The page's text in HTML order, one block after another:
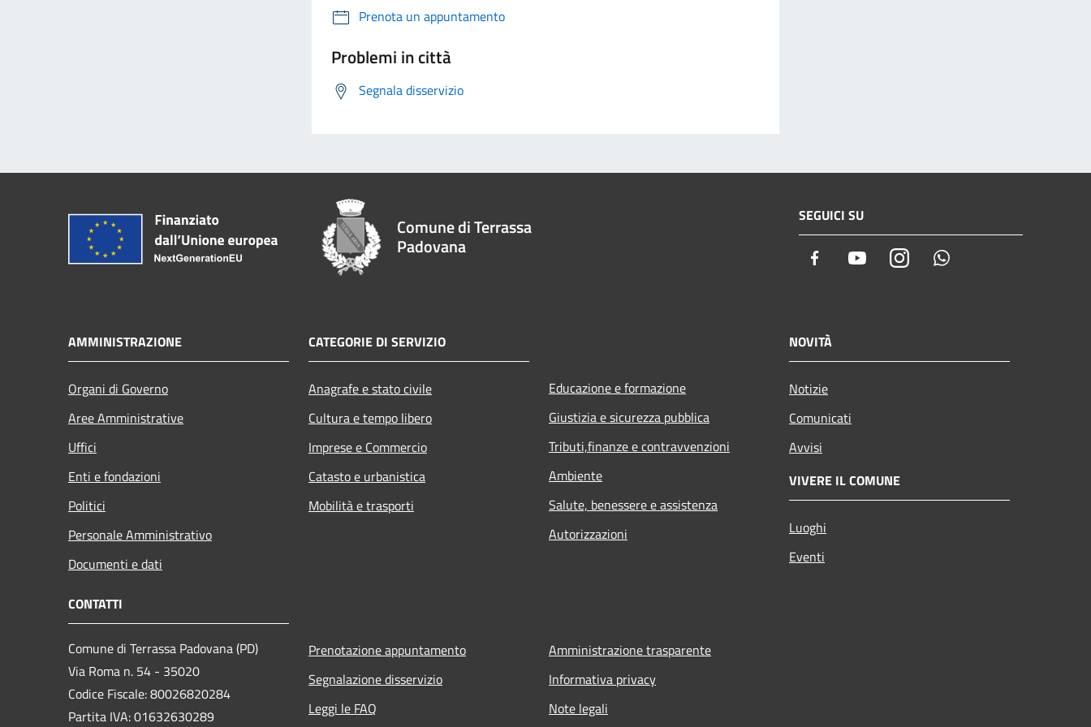
Prenota un appuntamento
Problemi in città
Segnala disservizio
Comune di Terrassa
Padovana
SEGUICI SU
Facebook YoutubeInstagram
AMMINISTRAZIONE
Organi di Governo
Aree Amministrative
Uffici
Enti e fondazioni
Politici
Personale Amministrativo
Documenti e dati
CATEGORIE DI SERVIZIO
Anagrafe e stato civile
Cultura e tempo libero
Imprese e Commercio
Catasto e urbanistica
Mobilità e trasporti
Educazione e formazione
Giustizia e sicurezza pubblica
Tributi,finanze e contravvenzioni
Ambiente
Salute, benessere e assistenza
Autorizzazioni
NOVITÀ
Notizie
Comunicati
Avvisi
VIVERE IL COMUNE
Luoghi
Eventi
CONTATTI
Comune di Terrassa Padovana (PD)
Via Roma n. 54 - 35020
Codice Fiscale: 80026820284
Partita IVA: 01632630289
Prenotazione appuntamento
Segnalazione disservizio
Leggi le FAQ
Amministrazione trasparente
Informativa privacy
Note legali